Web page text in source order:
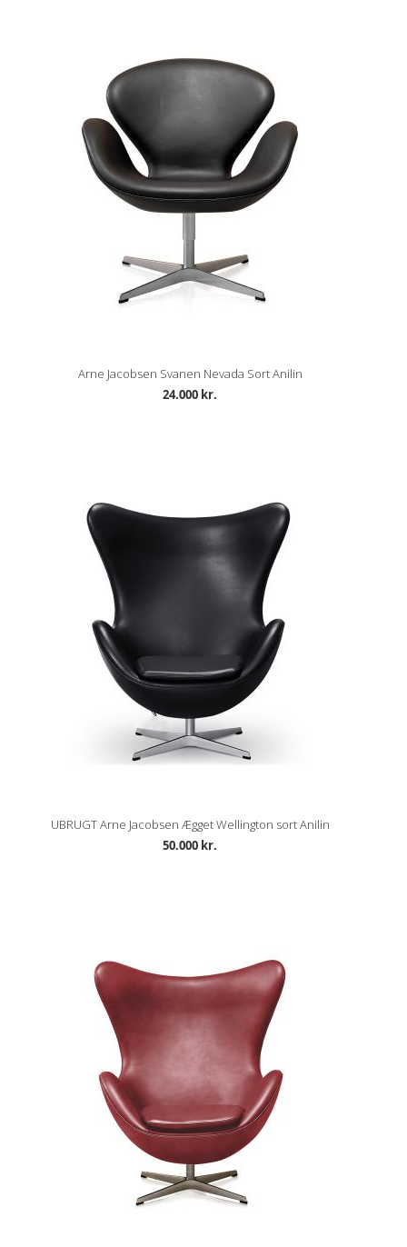
Arne Jacobsen Svanen Nevada Sort Anilin
24.000 kr.
UBRUGT Arne Jacobsen Ægget Wellington sort Anilin
50.000 kr.